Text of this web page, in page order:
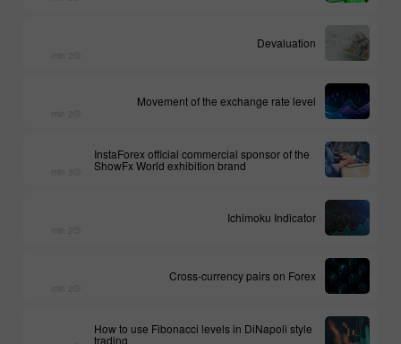
Devaluation
Movement of the exchange rate level
InstaForex official commercial sponsor of the
ShowFx World exhibition brand
Ichimoku Indicator
Cross-currency pairs on Forex
How to use Fibonacci levels in DiNapoli style
trading